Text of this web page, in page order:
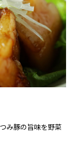
み豚の旨味を野菜